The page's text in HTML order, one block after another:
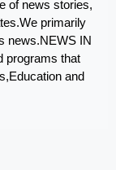
of news stories,
primarily
news.NEWS IN
programs that
and